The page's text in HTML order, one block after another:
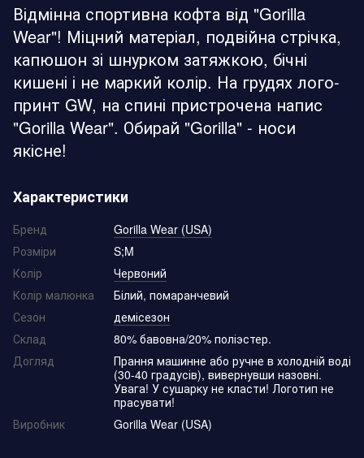
Відмінна спортивна кофта від "Gorilla
Wear"! Міцний матеріал, подвійна стрічка,
капюшон зі шнурком затяжкою, бічні
кишені і не маркий колір. На грудях лого-
принт GW, на спині пристрочена напис
"Gorilla Wear". Обирай "Gorilla" - носи
якісне!
Характеристики
Бренд
Gorilla Wear (USA)
Розміри
S;M
Колір
Червоний
Колір малюнка
Білий, помаранчевий
Сезон
демісезон
Склад
80% бавовна/20% поліэстер.
Догляд
Прання машинне або ручне в холодній воді
(30-40 градусів), вивернувши назовні.
Увага! У сушарку не класти! Логотип не
прасувати!
Виробник
Gorilla Wear (USA)